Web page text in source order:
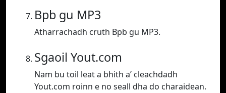
Bpb gu MP3
Atharrachadh cruth Bpb gu MP3.
Sgaoil Yout.com
Nam bu toil leat a bhith a’ cleachdadh
Yout.com roinn e no seall dha do charaidean.